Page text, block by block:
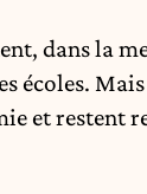
dans la
écoles.
et restent